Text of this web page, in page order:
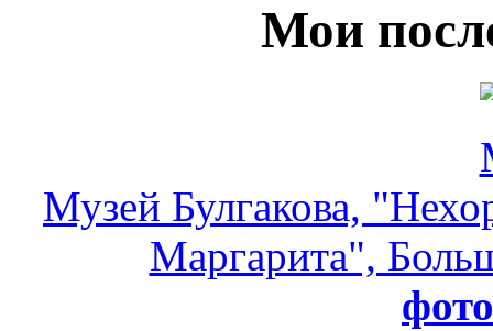
Мои
Музей Булгакова,
Маргарита",